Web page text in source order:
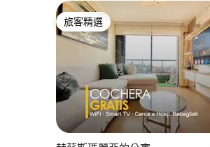
旅客精選
旅客精選